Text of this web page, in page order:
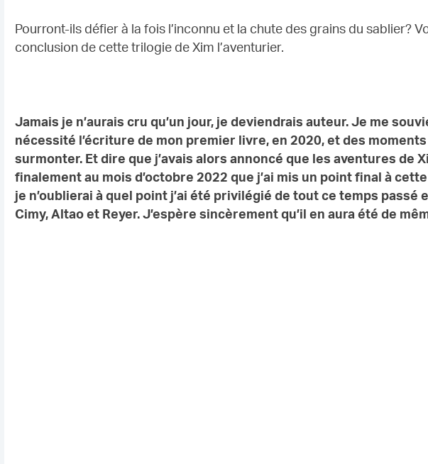
Pourront-ils défier à la fois l’inconnu et la chute des grains du sablier?
conclusion de cette trilogie de Xim l’aventurier.
Jamais je n’aurais cru qu’un jour, je deviendrais auteur. Je me
nécessité l’écriture de mon premier livre, en 2020, et des
surmonter. Et dire que j’avais alors annoncé que les aventures de
finalement au mois d’octobre 2022 que j’ai mis un point final à
je n’oublierai à quel point j’ai été privilégié de tout ce temps passé
Cimy, Altao et Reyer. J’espère sincèrement qu’il en aura été de